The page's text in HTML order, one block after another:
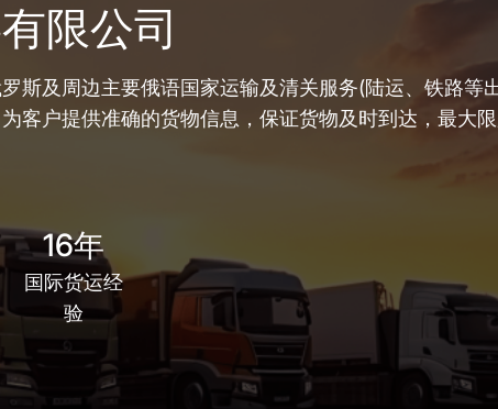
限公司
斯及周边主要俄语国家运输及清关服务(陆运、铁路等
客户提供准确的货物信息，保证货物及时到达，最大限
16年
国际货运经
验